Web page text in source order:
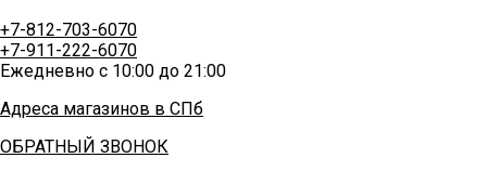
+7-812-703-6070
+7-911-222-6070
Ежедневно с 10:00 до 21:00
Адреса магазинов в СПб
ОБРАТНЫЙ ЗВОНОК